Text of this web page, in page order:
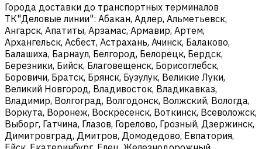
Города доставки до транспортных терминалов
ТК"Деловые линии": Абакан, Адлер, Альметьевск,
Ангарск, Апатиты, Арзамас, Армавир, Артем,
Архангельск, Асбест, Астрахань, Ачинск, Балаково,
Балашиха, Барнаул, Белгород, Белорецк, Бердск,
Березники, Бийск, Благовещенск, Борисоглебск,
Боровичи, Братск, Брянск, Бузулук, Великие Луки,
Великий Новгород, Владивосток, Владикавказ,
Владимир, Волгоград, Волгодонск, Волжский, Вологда,
Воркута, Воронеж, Воскресенск, Воткинск, Всеволожск,
Выборг, Гатчина, Глазов, Горелово, Грозный, Дзержинск,
Димитровград, Дмитров, Домодедово, Евпатория,